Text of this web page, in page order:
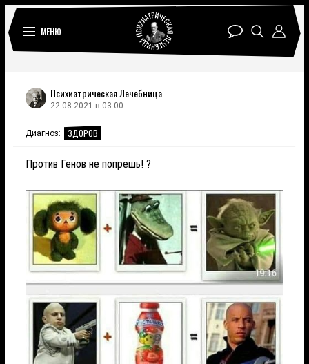
МЕНЮ
Психиатрическая Лечебница
22.08.2021 в 03:00
Диагноз: ЗДОРОВ
Против Генов не попрешь! ?